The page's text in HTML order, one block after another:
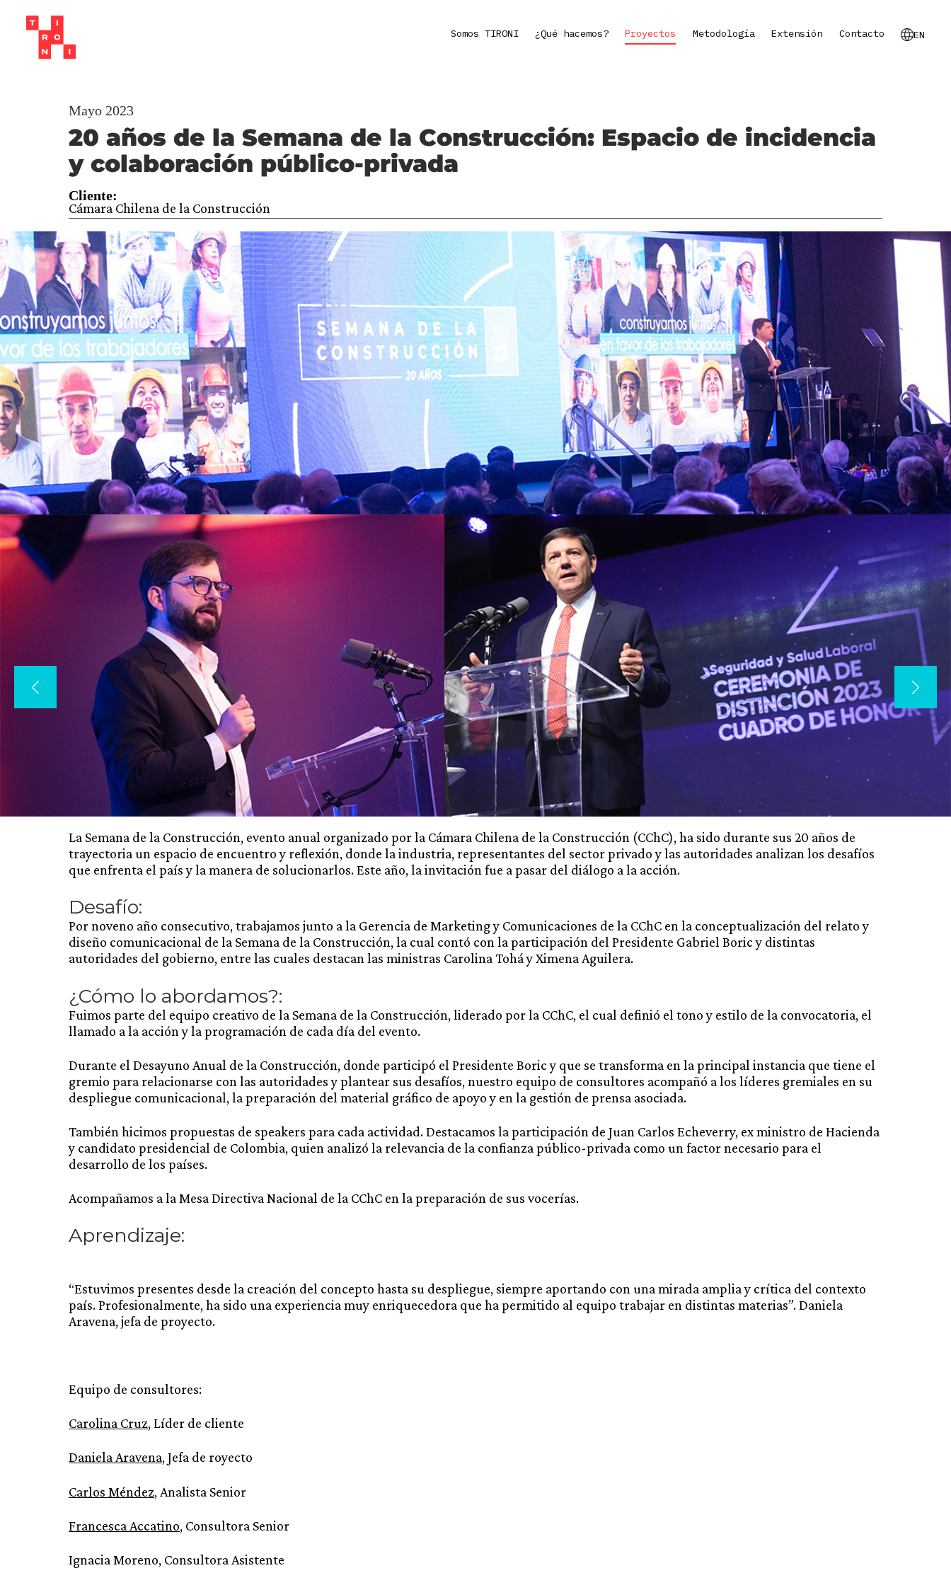
Somos TIRONI ¿Qué hacemos? Proyectos Metodología Extensión Contacto EN
Mayo 2023
20 años de la Semana de la Construcción: Espacio de incidencia
y colaboración público-privada
Cliente:
Cámara Chilena de la Construcción
La Semana de la Construcción, evento anual organizado por la Cámara Chilena de la Construcción (CChC), ha sido durante sus 20 años de
trayectoria un espacio de encuentro y reflexión, donde la industria, representantes del sector privado y las autoridades analizan los desafíos
que enfrenta el país y la manera de solucionarlos. Este año, la invitación fue a pasar del diálogo a la acción.
Desafío:
Por noveno año consecutivo, trabajamos junto a la Gerencia de Marketing y Comunicaciones de la CChC en la conceptualización del relato y
diseño comunicacional de la Semana de la Construcción, la cual contó con la participación del Presidente Gabriel Boric y distintas
autoridades del gobierno, entre las cuales destacan las ministras Carolina Tohá y Ximena Aguilera.
¿Cómo lo abordamos?:
Fuimos parte del equipo creativo de la Semana de la Construcción, liderado por la CChC, el cual definió el tono y estilo de la convocatoria, el
llamado a la acción y la programación de cada día del evento.
Durante el Desayuno Anual de la Construcción, donde participó el Presidente Boric y que se transforma en la principal instancia que tiene el
gremio para relacionarse con las autoridades y plantear sus desafíos, nuestro equipo de consultores acompañó a los líderes gremiales en su
despliegue comunicacional, la preparación del material gráfico de apoyo y en la gestión de prensa asociada.
También hicimos propuestas de speakers para cada actividad. Destacamos la participación de Juan Carlos Echeverry, ex ministro de Hacienda
y candidato presidencial de Colombia, quien analizó la relevancia de la confianza público-privada como un factor necesario para el
desarrollo de los países.
Acompañamos a la Mesa Directiva Nacional de la CChC en la preparación de sus vocerías.
Aprendizaje:
“Estuvimos presentes desde la creación del concepto hasta su despliegue, siempre aportando con una mirada amplia y crítica del contexto
país. Profesionalmente, ha sido una experiencia muy enriquecedora que ha permitido al equipo trabajar en distintas materias”. Daniela
Aravena, jefa de proyecto.
Equipo de consultores:
Carolina Cruz, Líder de cliente
Daniela Aravena, Jefa de royecto
Carlos Méndez, Analista Senior
Francesca Accatino, Consultora Senior
Ignacia Moreno, Consultora Asistente